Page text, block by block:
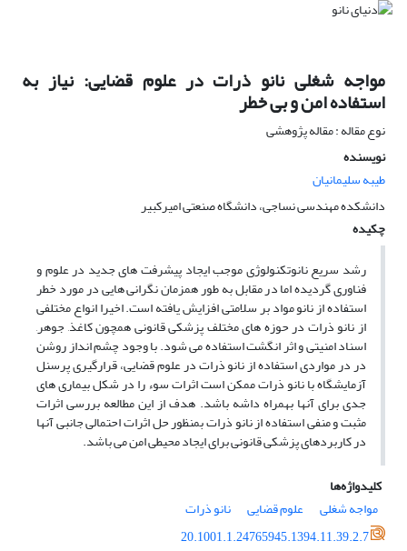
مواجه شغلی نانو ذرات در علوم قضایی: نیاز به
استفاده امن و بی خطر
نوع مقاله : مقاله پژوهشی
نویسنده
طیبه سلیمانیان
دانشکده مهندسی نساجی، دانشگاه صنعتی امیرکبیر
چکیده
رشد سریع نانوتکنولوژی موجب ایجاد پیشرفت های جدید در علوم و
فناوری گردیده اما در مقابل به طور همزمان نگرانی هایی در مورد خطر
استفاده از نانو مواد بر سلامتی افزایش یافته است. اخیرا انواع مختلفی
از نانو ذرات در حوزه های مختلف پزشکی قانونی همچون کاغذ, جوهر,
اسناد امنیتی و اثر انگشت استفاده می شود. با وجود چشم انداز روشن
در در مواردی استفاده از نانو ذرات در علوم قضایی، قرارگیری پرسنل
آزمایشگاه با نانو ذرات ممکن است اثرات سوء را در شکل بیماری های
جدی برای آنها بهمراه داشه باشد. هدف از این مطالعه بررسی اثرات
مثبت و منفی استفاده از نانو ذرات بمنظور حل اثرات احتمالی جانبی آنها
در کاربردهای پزشکی قانونی برای ایجاد محیطی امن می باشد.
کلیدواژه‌ها
مواجه شغلی
علوم قضایی
نانو ذرات
20.1001.1.24765945.1394.11.39.2.7